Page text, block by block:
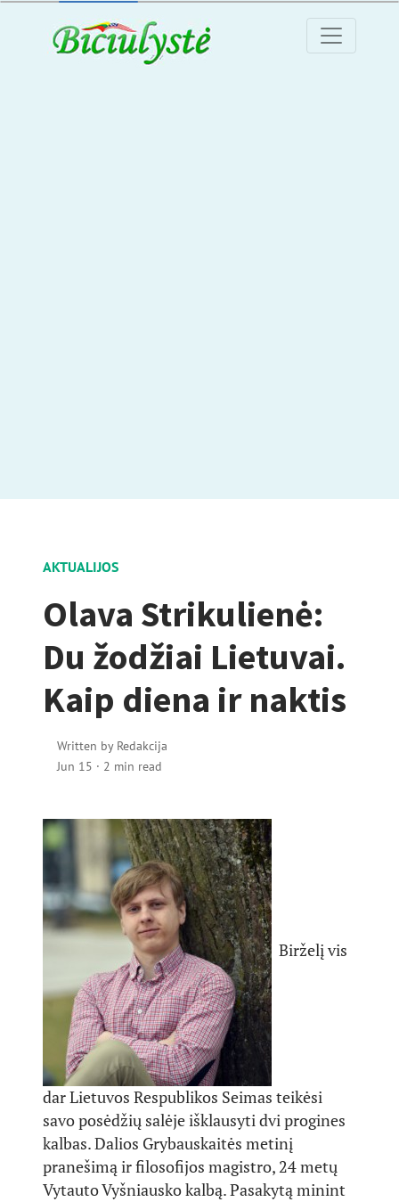
AKTUALIJOS
Olava Strikulienė:
Du žodžiai Lietuvai.
Kaip diena ir naktis
Written by Redakcija
Jun 15 · 2 min read
Birželį vis
dar Lietuvos Respublikos Seimas teikėsi
savo posėdžių salėje išklausyti dvi progines
kalbas. Dalios Grybauskaitės metinį
pranešimą ir filosofijos magistro, 24 metų
Vytauto Vyšniausko kalbą. Pasakytą minint